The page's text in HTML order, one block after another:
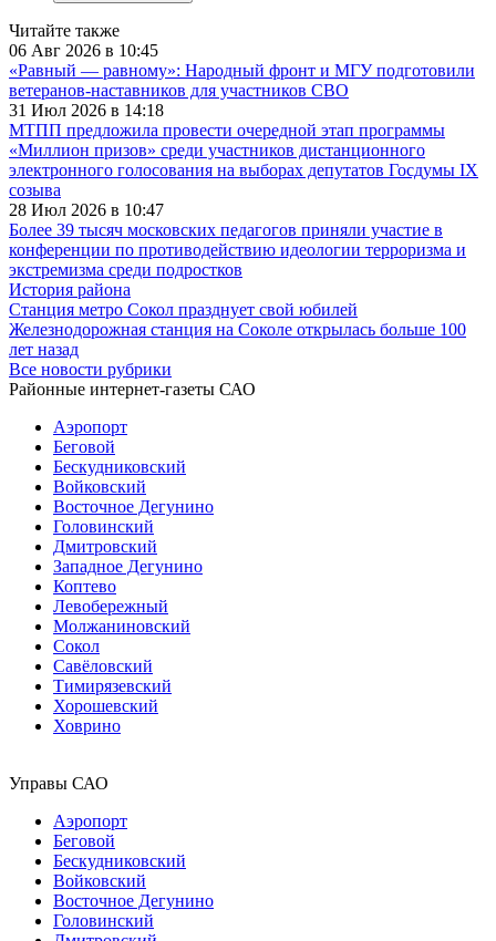
Читайте также
06 Авг 2026 в 10:45
«Равный — равному»: Народный фронт и МГУ подготовили
ветеранов-наставников для участников СВО
31 Июл 2026 в 14:18
МТПП предложила провести очередной этап программы
«Миллион призов» среди участников дистанционного
электронного голосования на выборах депутатов Госдумы IX
созыва
28 Июл 2026 в 10:47
Более 39 тысяч московских педагогов приняли участие в
конференции по противодействию идеологии терроризма и
экстремизма среди подростков
История района
Станция метро Сокол празднует свой юбилей
Железнодорожная станция на Соколе открылась больше 100
лет назад
Все новости рубрики
Районные интернет-газеты САО
Аэропорт
Беговой
Бескудниковский
Войковский
Восточное Дегунино
Головинский
Дмитровский
Западное Дегунино
Коптево
Левобережный
Молжаниновский
Сокол
Савёловский
Тимирязевский
Хорошевский
Ховрино
Управы САО
Аэропорт
Беговой
Бескудниковский
Войковский
Восточное Дегунино
Головинский